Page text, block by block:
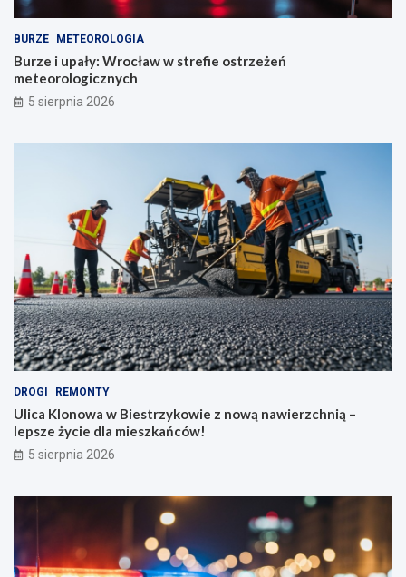
BURZE METEOROLOGIA
Burze i upały: Wrocław w strefie ostrzeżeń
meteorologicznych
5 sierpnia 2026
DROGI REMONTY
Ulica Klonowa w Biestrzykowie z nową nawierzchnią –
lepsze życie dla mieszkańców!
5 sierpnia 2026